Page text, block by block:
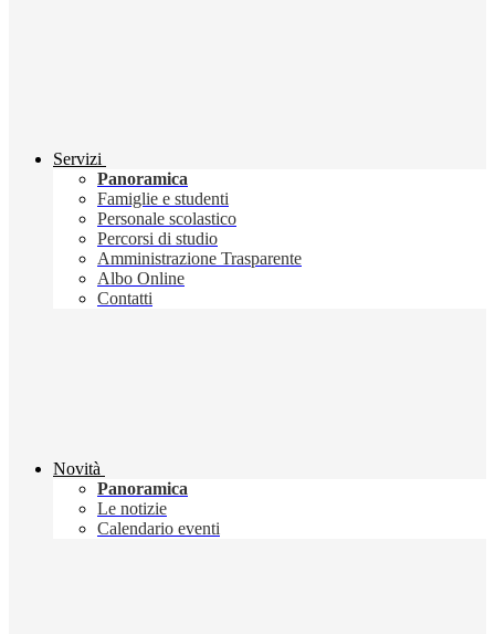
Servizi
Panoramica
Famiglie e studenti
Personale scolastico
Percorsi di studio
Amministrazione Trasparente
Albo Online
Contatti
Novità
Panoramica
Le notizie
Calendario eventi